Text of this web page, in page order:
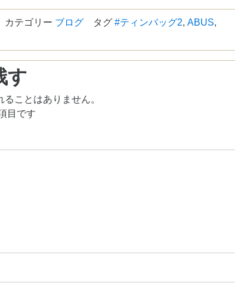
カテゴリー ブログ タグ #ティンバッグ2, ABUS,
す
ことはありません。
目です